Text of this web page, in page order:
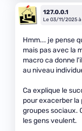
127.0.0.1
Le 03/11/2025 à
Hmm... je pense
mais pas avec la
macro ca donne
au niveau
Ca explique le
pour exacerber la
groupes sociaux.
les gens veulent.